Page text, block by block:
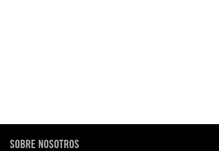
SOBRE NOSOTROS